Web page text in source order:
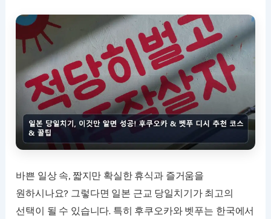
바쁜 일상 속, 짧지만 확실한 휴식과 즐거움을
원하시나요? 그렇다면 일본 근교 당일치기가 최고의
선택이 될 수 있습니다. 특히 후쿠오카와 벳푸는 한국에서